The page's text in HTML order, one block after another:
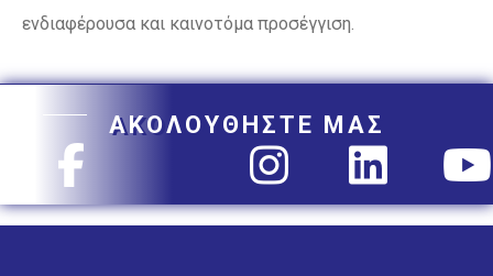
ενδιαφέρουσα και καινοτόμα προσέγγιση.
ΑΚΟΛΟΥΘΗΣΤΕ ΜΑΣ